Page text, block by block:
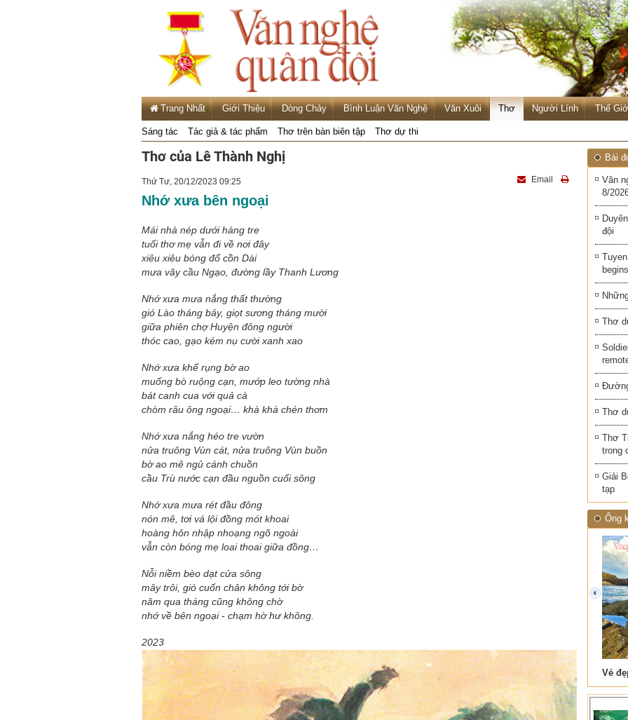
Trang Nhất Giới Thiệu Dòng Chảy Bình Luận Văn Nghệ Văn Xuôi Thơ Người Lính Thế
Sáng tác Tác giả & tác phẩm Thơ trên bàn biên tập Thơ dự thi
Thơ của Lê Thành Nghị
Thứ Tư, 20/12/2023 09:25 Email
Nhớ xưa bên ngoại
Mái nhà nép dưới hàng tre
tuổi thơ mẹ vẫn đi về nơi đây
xiêu xiêu bóng đổ cồn Dài
mưa vây cầu Ngạo, đường lầy Thanh Lương
Nhớ xưa mưa nắng thất thường
gió Lào tháng bảy, giọt sương tháng mười
giữa phiên chợ Huyện đông người
thóc cao, gạo kém nụ cười xanh xao
Nhớ xưa khế rụng bờ ao
muống bò ruộng cạn, mướp leo tường nhà
bát canh cua với quả cà
chòm râu ông ngoại… khà khà chén thơm
Nhớ xưa nắng héo tre vườn
nửa truông Vùn cát, nửa truông Vùn buồn
bờ ao mê ngủ cánh chuồn
cầu Trù nước cạn đầu nguồn cuối sông
Nhớ xưa mưa rét đầu đông
nón mê, tơi vá lội đồng mót khoai
hoàng hôn nhập nhoạng ngõ ngoài
vẫn còn bóng mẹ loai thoai giữa đồng…
Nỗi niềm bèo dạt cửa sông
mây trôi, gió cuốn chân không tới bờ
năm qua tháng cũng không chờ
nhớ về bên ngoại - chạm hờ hư không.
2023
Bài
Văn
8/
đội
Thơ
Thơ
Thơ
trong
Giải
tạp
Ống
Mùa xanh Tam Cốc Lẫm liệt Hải Vân quan
prev